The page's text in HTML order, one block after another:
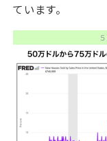
ています。